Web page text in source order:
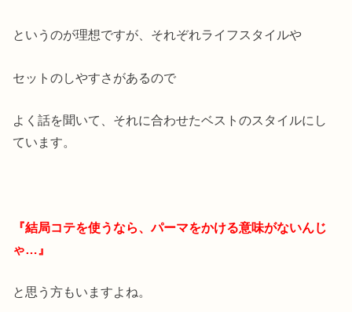
というのが理想ですが、それぞれライフスタイルや
セットのしやすさがあるので
よく話を聞いて、それに合わせたベストのスタイルにし
ています。
『結局コテを使うなら、パーマをかける意味がないんじ
ゃ…』
と思う方もいますよね。